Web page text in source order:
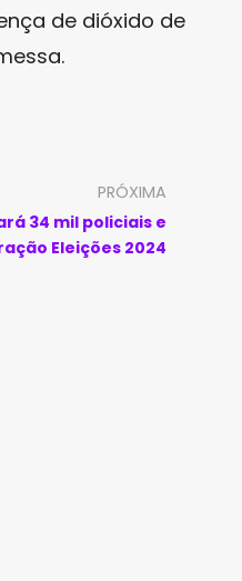
de dióxido de
PRÓXIMA
34 mil policiais e
Eleições 2024